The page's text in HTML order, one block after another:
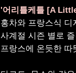
'어리틀케틀 [A
홍차와 프랑스식 디
사계절 시즌 별로
프랑스에 온듯한